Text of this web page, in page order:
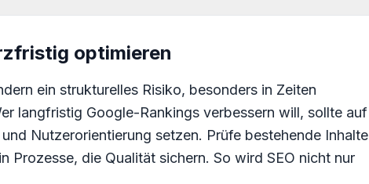
optimieren
ein strukturelles Risiko, besonders in Zeiten
langfristig Google-Rankings verbessern will, sollte auf
Nutzerorientierung setzen. Prüfe bestehende Inhalte
Prozesse, die Qualität sichern. So wird SEO nicht nur